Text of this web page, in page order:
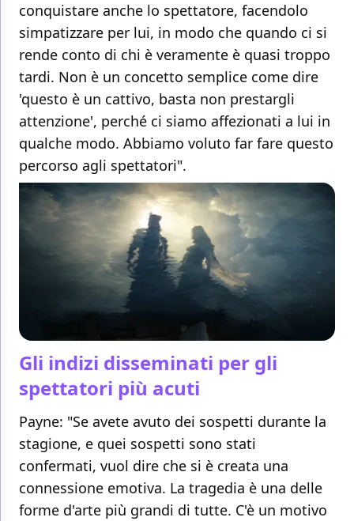
conquistare anche lo spettatore, facendolo
simpatizzare per lui, in modo che quando ci si
rende conto di chi è veramente è quasi troppo
tardi. Non è un concetto semplice come dire
'questo è un cattivo, basta non prestargli
attenzione', perché ci siamo affezionati a lui in
qualche modo. Abbiamo voluto far fare questo
percorso agli spettatori".
Gli indizi disseminati per gli
spettatori più acuti
Payne: "Se avete avuto dei sospetti durante la
stagione, e quei sospetti sono stati
confermati, vuol dire che si è creata una
connessione emotiva. La tragedia è una delle
forme d'arte più grandi di tutte. C'è un motivo